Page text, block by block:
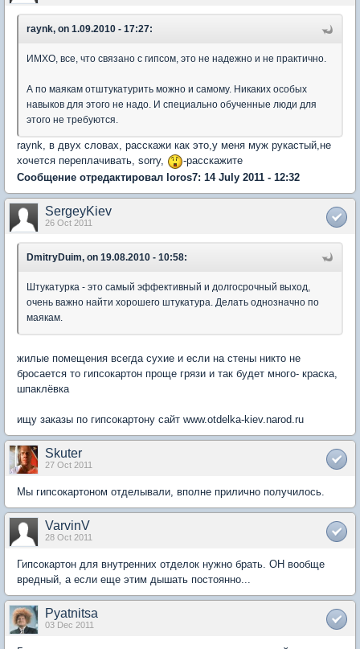
raynk, on 1.09.2010 - 17:27:
ИМХО, все, что связано с гипсом, это не надежно и не практично.
А по маякам отштукатурить можно и самому. Никаких особых
навыков для этого не надо. И специально обученные люди для
этого не требуются.
raynk, в двух словах, расскажи как это,у меня муж рукастый,не
хочется переплачивать, sorry,
-расскажите
Сообщение отредактировал loros7: 14 July 2011 - 12:32
SergeyKiev
26 Oct 2011
DmitryDuim, on 19.08.2010 - 10:58:
Штукатурка - это самый эффективный и долгосрочный выход,
очень важно найти хорошего штукатура. Делать однозначно по
маякам.
жилые помещения всегда сухие и если на стены никто не
бросается то гипсокартон проще грязи и так будет много- краска,
шпаклёвка
ищу заказы по гипсокартону сайт www.otdelka-kiev.narod.ru
Skuter
27 Oct 2011
Мы гипсокартоном отделывали, вполне прилично получилось.
VarvinV
28 Oct 2011
Гипсокартон для внутренних отделок нужно брать. ОН вообще
вредный, а если еще этим дышать постоянно...
Pyatnitsa
03 Dec 2011